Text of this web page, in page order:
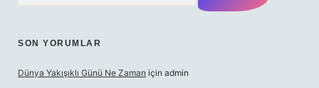
SON YORUMLAR
Dünya Yakışıklı Günü Ne Zaman için admin